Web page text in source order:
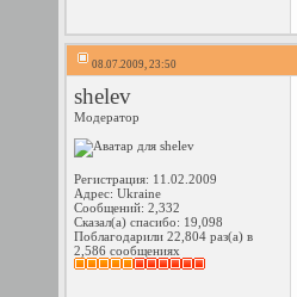
08.07.2009, 23:50
shelev
Модератор
Регистрация: 11.02.2009
Адрес: Ukraine
Сообщений: 2,332
Сказал(а) спасибо: 19,098
Поблагодарили 22,804 раз(а) в
2,586 сообщениях